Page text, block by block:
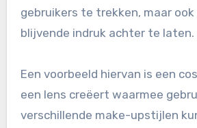
gebruikers te trekken, maar ook
blijvende indruk achter te laten.
Een voorbeeld hiervan is een
een lens creëert waarmee
verschillende make-upstijlen